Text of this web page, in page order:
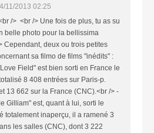
11/2013 02:25
/> <br /> Une fois de plus, tu as su
belle photo pour la bellissima
Cependant, deux ou trois petites
sa filmo de films "inédits" :
Field" est bien sorti en France le
8 408 entrées sur Paris-p.
13 662 sur la France (CNC).<br /> -
Gilliam" est, quant à lui, sorti le
totalement inaperçu, il a ramené 3
les salles (CNC), dont 3 222